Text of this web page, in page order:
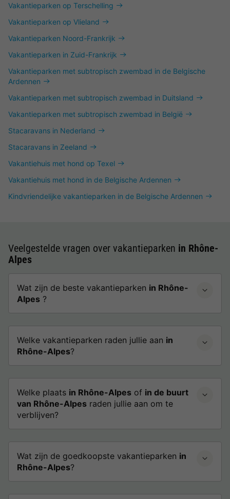
Vakantieparken op Terschelling
Vakantieparken op Vlieland
Vakantieparken Noord-Frankrijk
Vakantieparken in Zuid-Frankrijk
Vakantieparken met subtropisch zwembad in de Belgische
Ardennen
Vakantieparken met subtropisch zwembad in Duitsland
Vakantieparken met subtropisch zwembad in België
Stacaravans in Nederland
Stacaravans in Zeeland
Vakantiehuis met hond op Texel
Vakantiehuis met hond in de Belgische Ardennen
Kindvriendelijke vakantieparken in de Belgische Ardennen
Veelgestelde vragen over vakantieparken in Rhône-
Alpes
Wat zijn de beste vakantieparken in Rhône-
Alpes ?
Welke vakantieparken raden jullie aan in
Rhône-Alpes?
Welke plaats in Rhône-Alpes of in de buurt
van Rhône-Alpes raden jullie aan om te
verblijven?
Wat zijn de goedkoopste vakantieparken in
Rhône-Alpes?